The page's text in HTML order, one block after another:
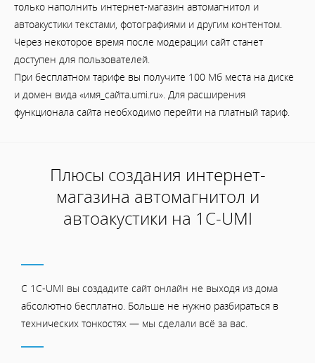
только наполнить интернет-магазин автомагнитол и
автоакустики текстами, фотографиями и другим контентом.
Через некоторое время после модерации сайт станет
доступен для пользователей.
При бесплатном тарифе вы получите 100 Мб места на диске
и домен вида «имя_сайта.umi.ru». Для расширения
функционала сайта необходимо перейти на платный тариф.
Плюсы создания интернет-
магазина автомагнитол и
автоакустики на 1С-UMI
С 1C-UMI вы создадите сайт онлайн не выходя из дома
абсолютно бесплатно. Больше не нужно разбираться в
технических тонкостях — мы сделали всё за вас.